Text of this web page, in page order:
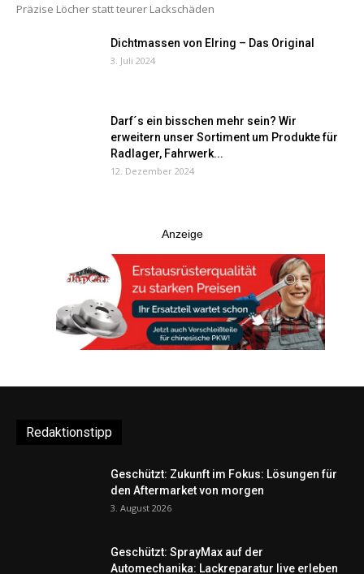
Präzise Löcher statt teurer Lackschäden
Dichtmassen von Elring – Das Original
3. Juli 2024
Darf´s ein bisschen mehr sein? Wir
erweitern unser Sortiment um Produkte für
Radlager, Fahrwerk...
12. Dezember 2024
Redaktionstipp
Geschützt: Zukunft im Fokus: Lösungen für
den Aftermarket von morgen
3. August 2026
Geschützt: SprayMax auf der
Automechanika: Lackreparatur live erleben